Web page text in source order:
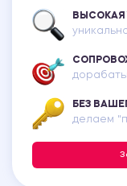
ВЫСОКАЯ
БЕЗ
делаем